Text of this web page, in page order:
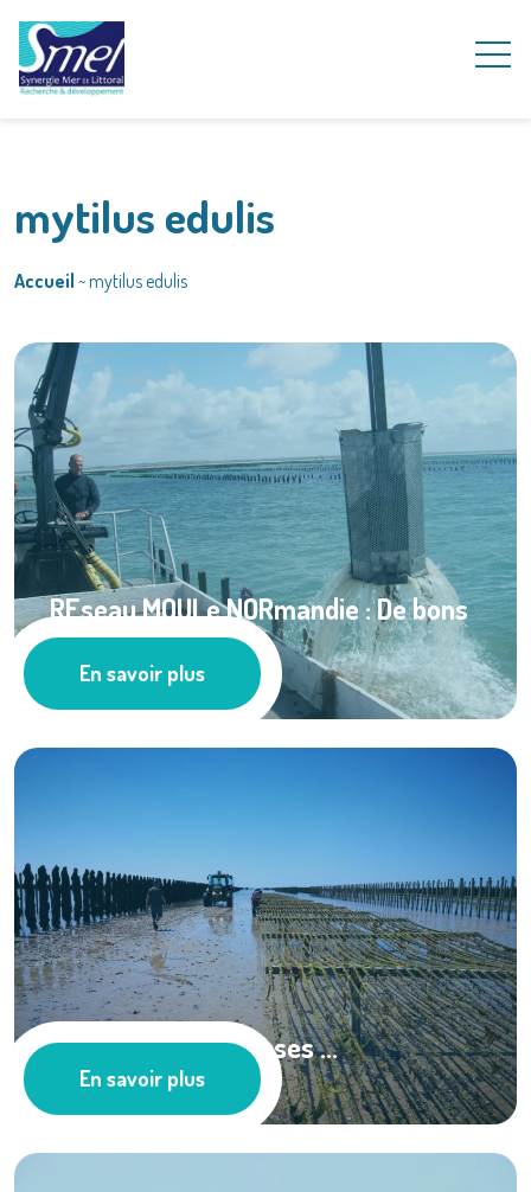
mytilus edulis
Accueil ~mytilus edulis
REseau MOULe NORmandie : De bons
taux de ...
Cultures marines
En savoir plus
Gestion des biomasses ...
Cultures marines
En savoir plus